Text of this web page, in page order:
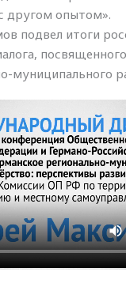
другом опытом».
подвел итоги
муниципального